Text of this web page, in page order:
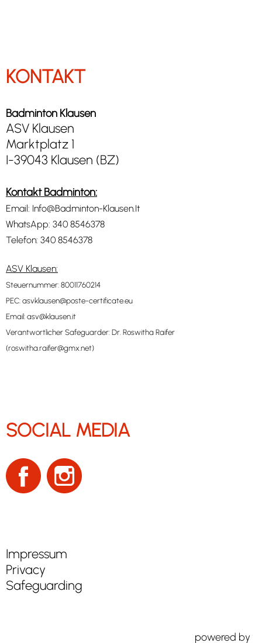
KONTAKT
Badminton Klausen
ASV Klausen
Marktplatz 1
I-39043 Klausen (BZ)
Kontakt Badminton:
Email: Info@Badminton-Klausen.It
WhatsApp: 340 8546378
Telefon: 340 8546378
ASV Klausen:
Steuernummer: 80011760214
PEC:asvklausen@poste-certificate.eu
Email:asv@klausen.it
Verantwortlicher Safeguarder: Dr. Roswitha Raifer
(roswitha.raifer@gmx.net)
SOCIAL MEDIA
Impressum
Privacy
Safeguarding
powered by